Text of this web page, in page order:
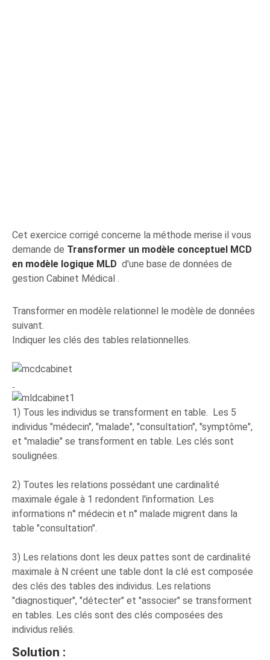
Cet exercice corrigé concerne la méthode merise il vous
demande de Transformer un modèle conceptuel MCD
en modèle logique MLD d'une base de données de
gestion Cabinet Médical .
Transformer en modèle relationnel le modèle de données
suivant.
Indiquer les clés des tables relationnelles.
1) Tous les individus se transforment en table. Les 5
individus "médecin", "malade", "consultation", "symptôme",
et "maladie" se transforment en table. Les clés sont
soulignées.
2) Toutes les relations possédant une cardinalité
maximale égale à 1 redondent l'information. Les
informations n° médecin et n° malade migrent dans la
table "consultation".
3) Les relations dont les deux pattes sont de cardinalité
maximale à N créent une table dont la clé est composée
des clés des tables des individus. Les relations
"diagnostiquer", "détecter" et "associer" se transforment
en tables. Les clés sont des clés composées des
individus reliés.
Solution :